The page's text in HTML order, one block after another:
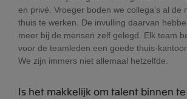
en privé. Vroeger boden we collega’s al de
thuis te werken. De invulling daarvan
meer bij de mensen zelf gelegd. Elk team
voor de teamleden een goede thuis-
We zijn immers niet allemaal hetzelfde.
Is het makkelijk om talent binnen